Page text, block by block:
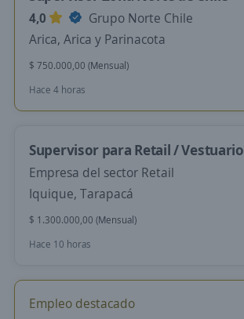
4,0
Grupo Norte Chile
Arica, Arica y Parinacota
$ 750.000,00 (Mensual)
Hace 4 horas
Supervisor para Retail / Vestuario
Empresa del sector Retail
Iquique, Tarapacá
$ 1.300.000,00 (Mensual)
Hace 10 horas
Empleo destacado